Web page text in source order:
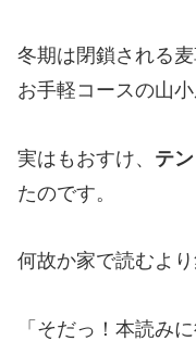
冬期は閉鎖される
お手軽コースの山小
実はもおすけ、 テ
たのです。
何故か家で読むより
「そだっ！本読み